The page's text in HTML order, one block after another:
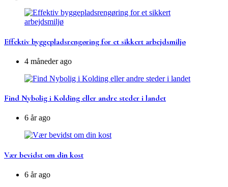
Effektiv byggepladsrengøring for et sikkert arbejdsmiljø
4 måneder ago
Find Nybolig i Kolding eller andre steder i landet
6 år ago
Vær bevidst om din kost
6 år ago